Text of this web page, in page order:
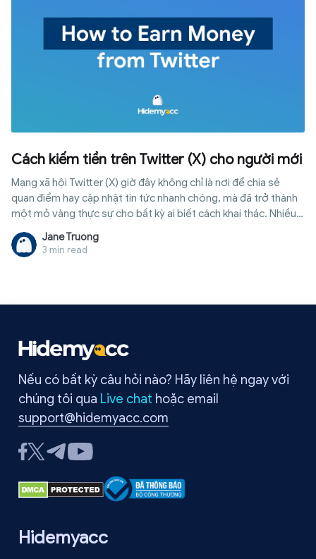
Cách kiếm tiền trên Twitter (X) cho người mới
Mạng xã hội Twitter (X) giờ đây không chỉ là nơi để chia sẻ
quan điểm hay cập nhật tin tức nhanh chóng, mà đã trở thành
một mỏ vàng thực sự cho bất kỳ ai biết cách khai thác. Nhiều
hoặc có tài khoản tích xanh quyền lực thì mới có thể kiếm
được tiền. Nhưng trên thực tế, có rất nhiều cách kiếm tiền trên
mang đến cho bạn cái nhìn toàn diện, từ bảng so sánh các hình
quyết tối ưu tài khoản và sai lầm cần tránh để bạn bắt tay vào
làm một cách hiệu quả nhất
Jane Truong
3 min read
Nếu có bất kỳ câu hỏi nào? Hãy liên hệ ngay với
chúng tôi qua Live chat hoặc email
support@hidemyacc.com
Hidemyacc